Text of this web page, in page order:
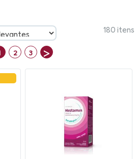
180 itens
2 3 >